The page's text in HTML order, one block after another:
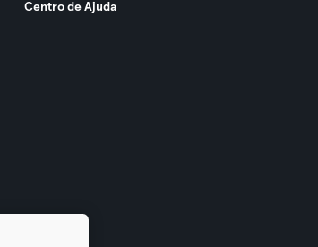
Centro de Ajuda